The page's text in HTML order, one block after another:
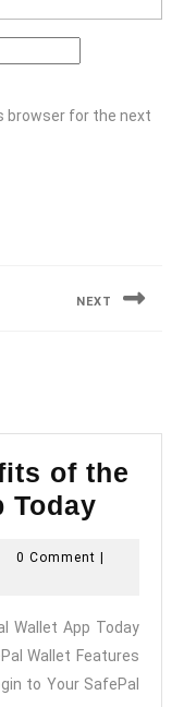
browser for the next
NEXT
of the
Today
the
0 Comment
Wallet App Today
Wallet Features
to Your SafePal